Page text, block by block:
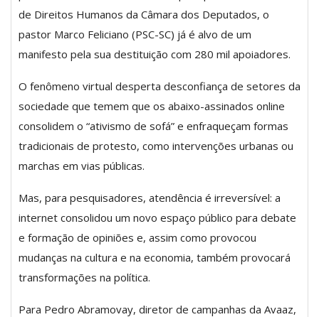
de Direitos Humanos da Câmara dos Deputados, o
pastor Marco Feliciano (PSC-SC) já é alvo de um
manifesto pela sua destituição com 280 mil apoiadores.
O fenômeno virtual desperta desconfiança de setores da
sociedade que temem que os abaixo-assinados online
consolidem o “ativismo de sofá” e enfraqueçam formas
tradicionais de protesto, como intervenções urbanas ou
marchas em vias públicas.
Mas, para pesquisadores, atendência é irreversível: a
internet consolidou um novo espaço público para debate
e formação de opiniões e, assim como provocou
mudanças na cultura e na economia, também provocará
transformações na política.
Para Pedro Abramovay, diretor de campanhas da Avaaz,